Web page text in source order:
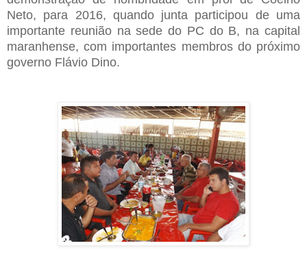
Neto, para 2016, quando junta participou de uma
importante reunião na sede do PC do B, na capital
maranhense, com importantes membros do próximo
governo Flávio Dino.